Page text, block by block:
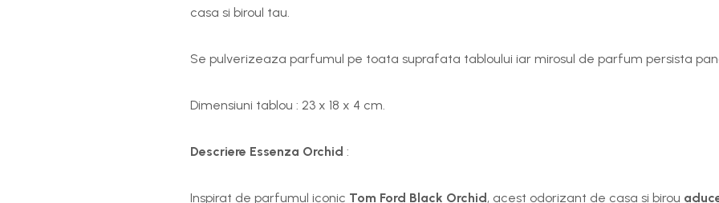
casa si biroul tau.
Se pulverizeaza parfumul pe toata suprafata tabloului iar mirosul de parfum persista
Dimensiuni tablou : 23 x 18 x 4 cm.
Descriere Essenza Orchid :
Inspirat de parfumul iconic Tom Ford Black Orchid, acest odorizant de casa si birou